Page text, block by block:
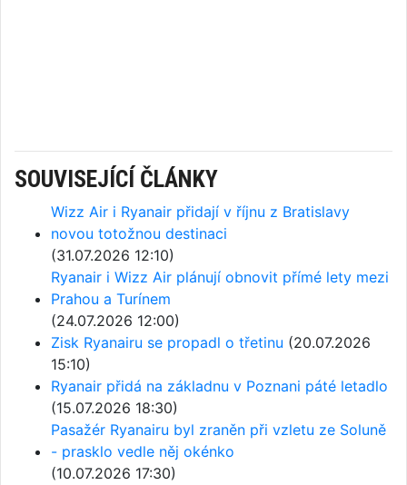
SOUVISEJÍCÍ ČLÁNKY
Wizz Air i Ryanair přidají v říjnu z Bratislavy
novou totožnou destinaci
(31.07.2026 12:10)
Ryanair i Wizz Air plánují obnovit přímé lety mezi
Prahou a Turínem
(24.07.2026 12:00)
Zisk Ryanairu se propadl o třetinu (20.07.2026
15:10)
Ryanair přidá na základnu v Poznani páté letadlo
(15.07.2026 18:30)
Pasažér Ryanairu byl zraněn při vzletu ze Soluně
- prasklo vedle něj okénko
(10.07.2026 17:30)